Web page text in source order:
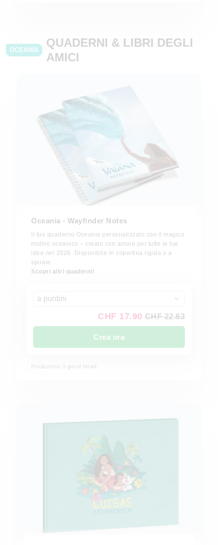
OCEANIA
QUADERNI & LIBRI DEGLI
AMICI
Oceania - Wayfinder Notes
Il tuo quaderno Oceania personalizzato con il magico
motivo oceanico – creato con amore per tutte le tue
idee nel 2026. Disponibile in copertina rigida o a
spirale.
Scopri altri quaderni!
a puntini
CHF 17.90 CHF 22.63
Crea ora
Produzione 3 giorni feriali